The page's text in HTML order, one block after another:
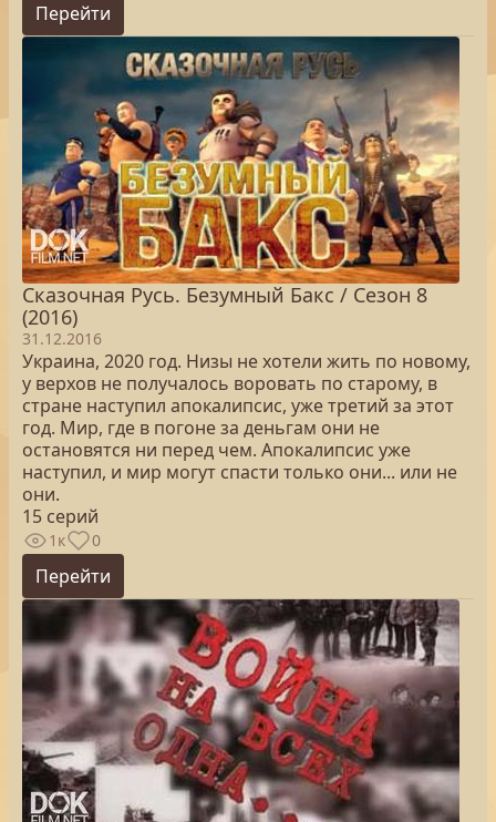
Перейти
Сказочная Русь. Безумный Бакс / Сезон 8
(2016)
31.12.2016
Украина, 2020 год. Низы не хотели жить по новому,
у верхов не получалось воровать по старому, в
стране наступил апокалипсис, уже третий за этот
год. Мир, где в погоне за деньгам они не
остановятся ни перед чем. Апокалипсис уже
наступил, и мир могут спасти только они... или не
они.
15 серий
1к 0
Перейти